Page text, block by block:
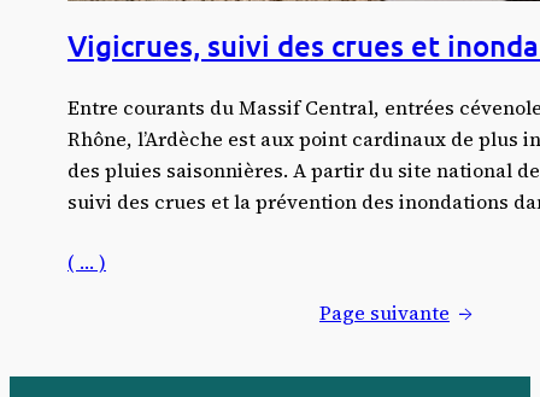
Vigicrues, suivi des crues et
Entre courants du Massif Central, entrées
Rhône, l’Ardèche est aux point cardinaux de plus
des pluies saisonnières. A partir du site national
suivi des crues et la prévention des inondations
( … )
Page suivante →